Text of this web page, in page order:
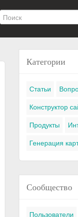
Категории
Статьи
Конструктор
Продукты
Генерация
Сообщество
Пользователи